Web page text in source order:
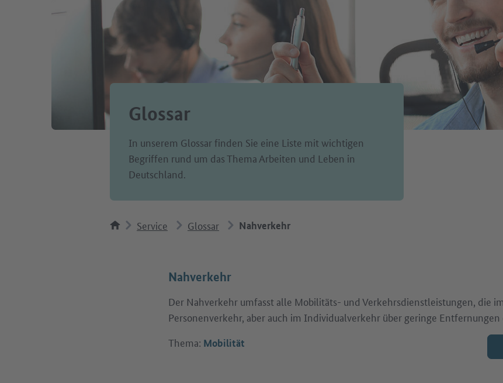
Glossar
In unserem Glossar finden Sie eine Liste mit wichtigen
Begriffen rund um das Thema Arbeiten und Leben in
Deutschland.
Service Glossar Nahverkehr
Nahverkehr
Der Nahverkehr umfasst alle Mobilitäts- und Verkehrsdienstleistungen, die
Personenverkehr, aber auch im Individualverkehr über geringe
Thema: Mobilität